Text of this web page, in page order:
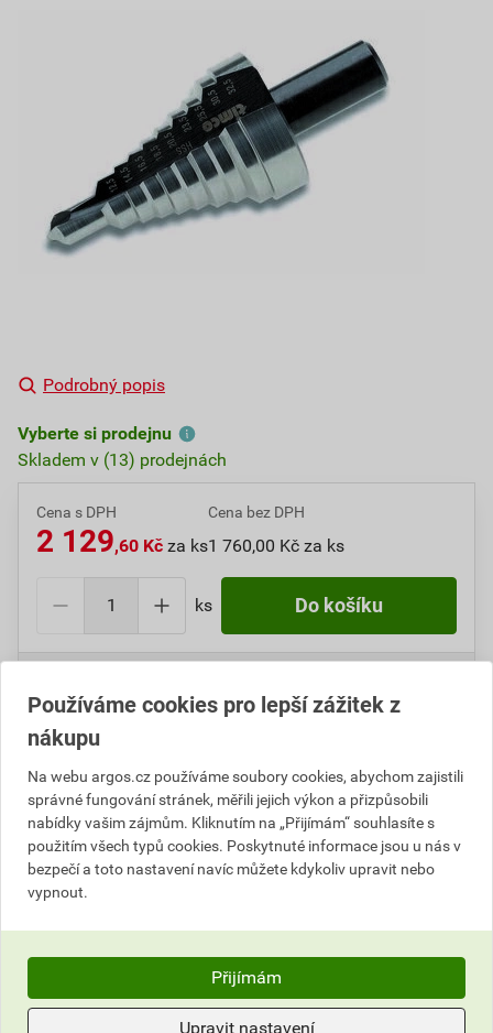
Podrobný popis
Vyberte si prodejnu
Skladem v (13) prodejnách
Cena s DPH
2 129,60 Kč za ks
Cena bez DPH
1 760,00 Kč za ks
ks Do košíku
(1 760,00Kčbez DPH).
Číslo položky:
Výrobky značky: CIMCO
Popis
Používáme cookies pro lepší zážitek z
nákupu
Na webu argos.cz používáme soubory cookies, abychom zajistili
správné fungování stránek, měřili jejich výkon a přizpůsobili
nabídky vašim zájmům. Kliknutím na „Přijímám“ souhlasíte s
použitím všech typů cookies. Poskytnuté informace jsou u nás v
bezpečí a toto nastavení navíc můžete kdykoliv upravit nebo
vypnout.
Přijímám
Upravit nastavení